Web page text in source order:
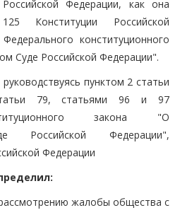
Федерации, как она
Конституции Российской
конституционного
Суде Российской Федерации".
пунктом 2 статьи
79, статьями 96 и 97
закона "О
Российской Федерации",
Федерации
жалобы общества с